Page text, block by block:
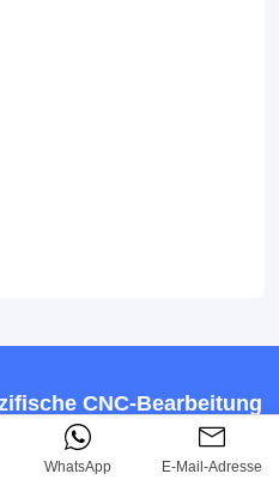
CNC-Bearbeitung
Fertigen
WhatsApp E-Mail-Adresse